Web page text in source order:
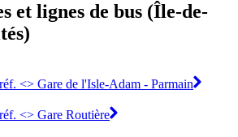
et lignes de bus (Île-de-
<> Gare de l'Isle-Adam - Parmain
<> Gare Routière